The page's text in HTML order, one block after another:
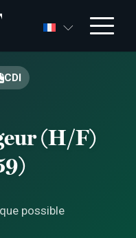
CDI
(H/F)
possible